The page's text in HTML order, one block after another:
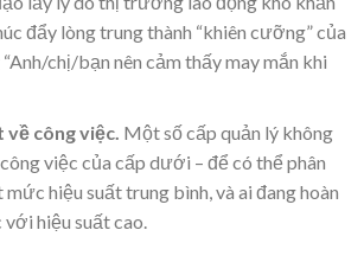
đẩy lòng trung thành “khiên cưỡng” của
“Anh/chị/bạn nên cảm thấy may mắn khi
công việc. Một số cấp quản lý không
việc của cấp dưới – để có thể phân
hiệu suất trung bình, và ai đang hoàn
hiệu suất cao.